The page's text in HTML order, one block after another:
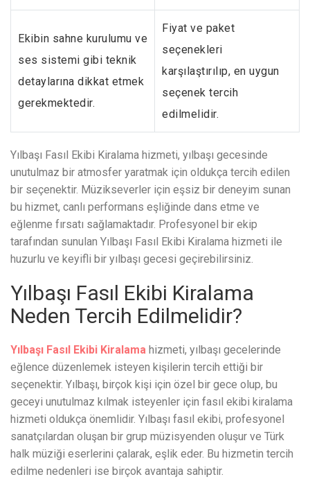
Ekibin sahne kurulumu ve
ses sistemi gibi teknik
detaylarına dikkat etmek
gerekmektedir.
Fiyat ve paket
seçenekleri
karşılaştırılıp, en uygun
seçenek tercih
edilmelidir.
Yılbaşı Fasıl Ekibi Kiralama hizmeti, yılbaşı gecesinde
unutulmaz bir atmosfer yaratmak için oldukça tercih edilen
bir seçenektir. Müzikseverler için eşsiz bir deneyim sunan
bu hizmet, canlı performans eşliğinde dans etme ve
eğlenme fırsatı sağlamaktadır. Profesyonel bir ekip
tarafından sunulan Yılbaşı Fasıl Ekibi Kiralama hizmeti ile
huzurlu ve keyifli bir yılbaşı gecesi geçirebilirsiniz.
Yılbaşı Fasıl Ekibi Kiralama
Neden Tercih Edilmelidir?
Yılbaşı Fasıl Ekibi Kiralama hizmeti, yılbaşı gecelerinde
eğlence düzenlemek isteyen kişilerin tercih ettiği bir
seçenektir. Yılbaşı, birçok kişi için özel bir gece olup, bu
geceyi unutulmaz kılmak isteyenler için fasıl ekibi kiralama
hizmeti oldukça önemlidir. Yılbaşı fasıl ekibi, profesyonel
sanatçılardan oluşan bir grup müzisyenden oluşur ve Türk
halk müziği eserlerini çalarak, eşlik eder. Bu hizmetin tercih
edilme nedenleri ise birçok avantaja sahiptir.